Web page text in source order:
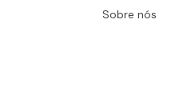
Sobre nós